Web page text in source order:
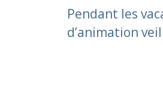
Pendant les
d’animation